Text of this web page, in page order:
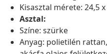
Kisasztal mérete: 24,5
Asztal:
Színe: szürke
Anyag: polietilén